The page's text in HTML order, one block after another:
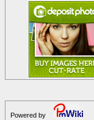
Powered by